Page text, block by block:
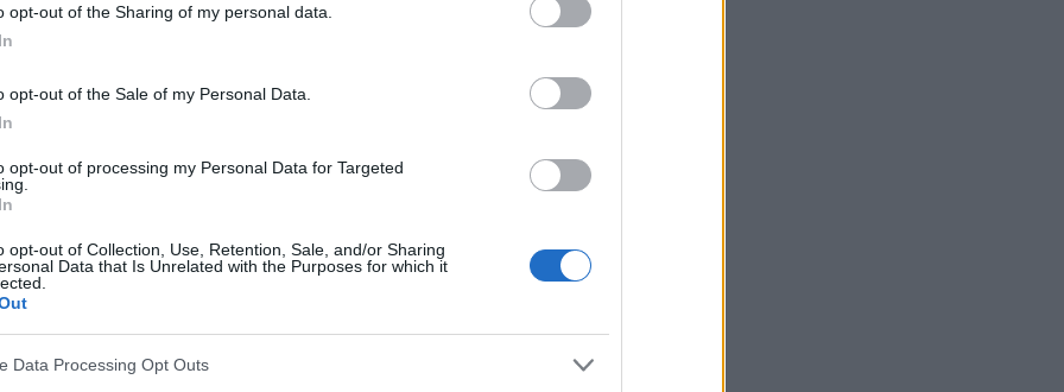
opt-out of the Sharing of my personal data.
opt-out of the Sale of my Personal Data.
opt-out of processing my Personal Data for Targeted
opt-out of Collection, Use, Retention, Sale, and/or Sharing
Data that Is Unrelated with the Purposes for which it
Data Processing Opt Outs
die unsere geistige und emotionale Gesundheit
zu sich selbst und anderen, eine realistische
Flexibilität sowie Problemlösungskompetenz.
Erfolge als auch Misserfolge zu akzeptieren und